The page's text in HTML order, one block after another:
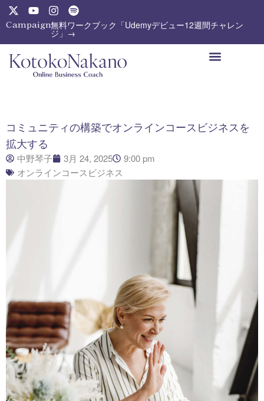
容
X
-
t
t
t
Y
o
u
b
e
I
n
s
t
g
r
a
S
p
o
t
f
y
Campaign:無料ワークブック「Udemyデビュー12週間チャレン
ジ」→
コミュニティの構築でオンラインコースビジネスを
拡大する
中野琴子 3月 24, 2025
9:00 pm
オンラインコースビジネス